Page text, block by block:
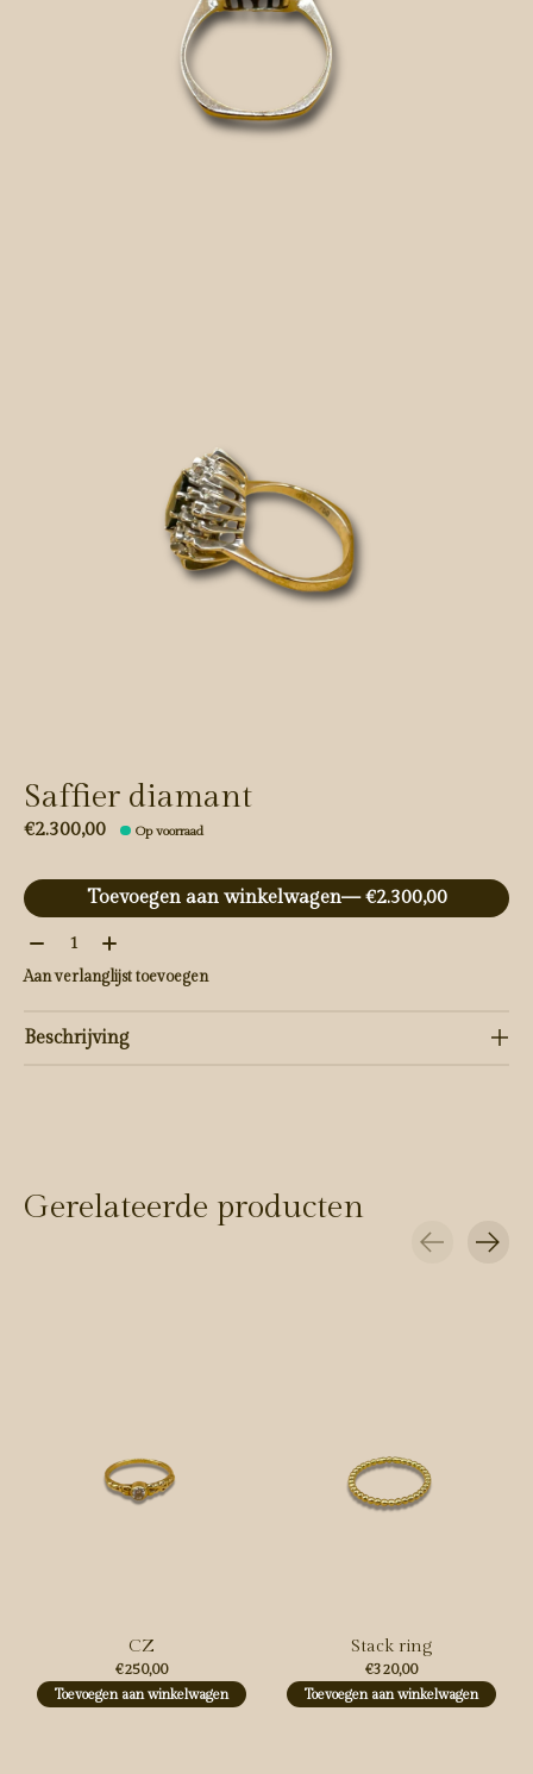
Saffier diamant
€2.300,00 Op voorraad
Toevoegen aan winkelwagen
— €2.300,00
Aantal:
Aan verlanglijst toevoegen
Beschrijving
Gerelateerde producten
CZ
€250,00
Toevoegen aan winkelwagen
Stack ring
€320,00
Toevoegen aan winkelwagen